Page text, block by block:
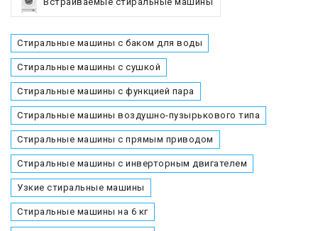
Стиральные машины с баком для воды
Стиральные машины с сушкой
Стиральные машины с функцией пара
Стиральные машины воздушно-пузырькового типа
Стиральные машины с прямым приводом
Стиральные машины с инверторным двигателем
Узкие стиральные машины
Стиральные машины на 6 кг